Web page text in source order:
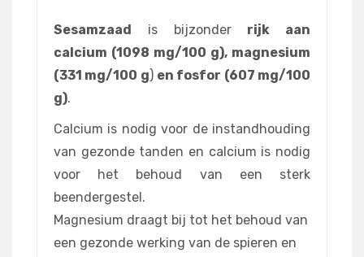
Sesamzaad is bijzonder rijk aan
calcium (1098 mg/100 g), magnesium
(331 mg/100 g) en fosfor (607 mg/100
g).
Calcium is nodig voor de instandhouding
van gezonde tanden en calcium is nodig
voor het behoud van een sterk
beendergestel.
Magnesium draagt bij tot het behoud van
een gezonde werking van de spieren en